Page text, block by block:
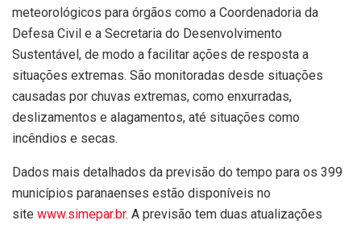
meteorológicos para órgãos como a Coordenadoria da
Defesa Civil e a Secretaria do Desenvolvimento
Sustentável, de modo a facilitar ações de resposta a
situações extremas. São monitoradas desde situações
causadas por chuvas extremas, como enxurradas,
deslizamentos e alagamentos, até situações como
incêndios e secas.
Dados mais detalhados da previsão do tempo para os 399
municípios paranaenses estão disponíveis no
site www.simepar.br. A previsão tem duas atualizações